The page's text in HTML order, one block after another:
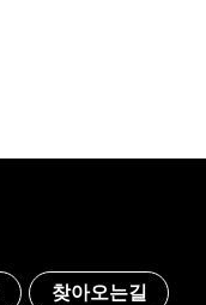
찾아오는길